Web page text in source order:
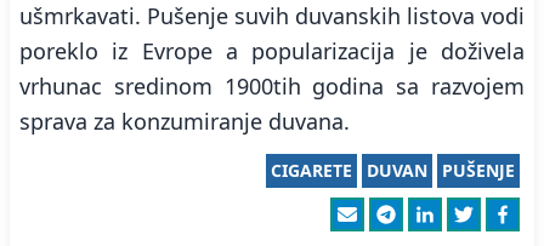
ušmrkavati. Pušenje suvih duvanskih listova vodi
poreklo iz Evrope a popularizacija je doživela
vrhunac sredinom 1900tih godina sa razvojem
sprava za konzumiranje duvana.
PUŠENJE
DUVAN
CIGARETE